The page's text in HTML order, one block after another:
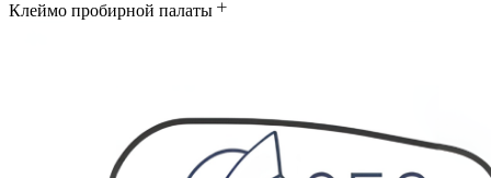
Клеймо пробирной палаты